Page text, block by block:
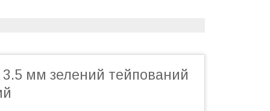
3.5 мм зелений тейпований